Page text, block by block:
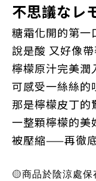
不思議なレ
糖霜化開的第一
說是酸 又好像
檸檬原汁完美潤
可感受一絲絲的
那是檸檬皮丁的
一整顆檸檬的美
被壓縮——再徹
🟡商品於陰涼處保